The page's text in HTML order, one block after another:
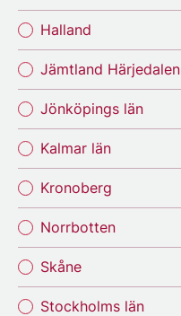
Halland
Jämtland Härjedalen
Jönköpings län
Kalmar län
Kronoberg
Norrbotten
Skåne
Stockholms län